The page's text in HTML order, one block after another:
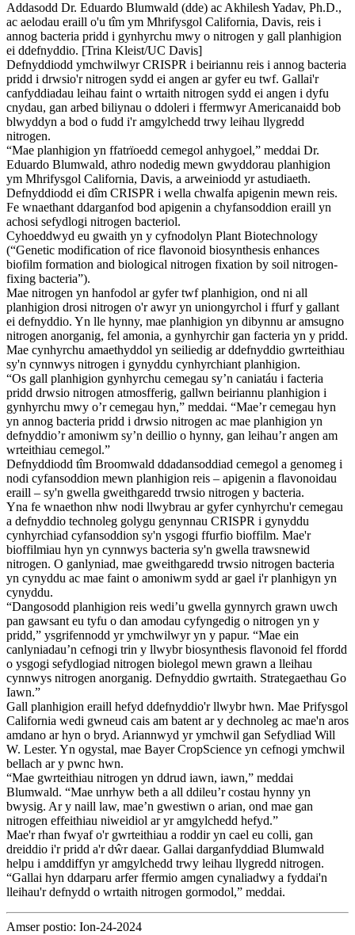
Addasodd Dr. Eduardo Blumwald (dde) ac Akhilesh Yadav, Ph.D.,
ac aelodau eraill o'u tîm ym Mhrifysgol California, Davis, reis i
annog bacteria pridd i gynhyrchu mwy o nitrogen y gall planhigion
ei ddefnyddio. [Trina Kleist/UC Davis]
Defnyddiodd ymchwilwyr CRISPR i beiriannu reis i annog bacteria
pridd i drwsio'r nitrogen sydd ei angen ar gyfer eu twf. Gallai'r
canfyddiadau leihau faint o wrtaith nitrogen sydd ei angen i dyfu
cnydau, gan arbed biliynau o ddoleri i ffermwyr Americanaidd bob
blwyddyn a bod o fudd i'r amgylchedd trwy leihau llygredd
nitrogen.
“Mae planhigion yn ffatrïoedd cemegol anhygoel,” meddai Dr.
Eduardo Blumwald, athro nodedig mewn gwyddorau planhigion
ym Mhrifysgol California, Davis, a arweiniodd yr astudiaeth.
Defnyddiodd ei dîm CRISPR i wella chwalfa apigenin mewn reis.
Fe wnaethant ddarganfod bod apigenin a chyfansoddion eraill yn
achosi sefydlogi nitrogen bacteriol.
Cyhoeddwyd eu gwaith yn y cyfnodolyn Plant Biotechnology
(“Genetic modification of rice flavonoid biosynthesis enhances
biofilm formation and biological nitrogen fixation by soil nitrogen-
fixing bacteria”).
Mae nitrogen yn hanfodol ar gyfer twf planhigion, ond ni all
planhigion drosi nitrogen o'r awyr yn uniongyrchol i ffurf y gallant
ei defnyddio. Yn lle hynny, mae planhigion yn dibynnu ar amsugno
nitrogen anorganig, fel amonia, a gynhyrchir gan facteria yn y pridd.
Mae cynhyrchu amaethyddol yn seiliedig ar ddefnyddio gwrteithiau
sy'n cynnwys nitrogen i gynyddu cynhyrchiant planhigion.
“Os gall planhigion gynhyrchu cemegau sy’n caniatáu i facteria
pridd drwsio nitrogen atmosfferig, gallwn beiriannu planhigion i
gynhyrchu mwy o’r cemegau hyn,” meddai. “Mae’r cemegau hyn
yn annog bacteria pridd i drwsio nitrogen ac mae planhigion yn
defnyddio’r amoniwm sy’n deillio o hynny, gan leihau’r angen am
wrteithiau cemegol.”
Defnyddiodd tîm Broomwald ddadansoddiad cemegol a genomeg i
nodi cyfansoddion mewn planhigion reis – apigenin a flavonoidau
eraill – sy'n gwella gweithgaredd trwsio nitrogen y bacteria.
Yna fe wnaethon nhw nodi llwybrau ar gyfer cynhyrchu'r cemegau
a defnyddio technoleg golygu genynnau CRISPR i gynyddu
cynhyrchiad cyfansoddion sy'n ysgogi ffurfio bioffilm. Mae'r
bioffilmiau hyn yn cynnwys bacteria sy'n gwella trawsnewid
nitrogen. O ganlyniad, mae gweithgaredd trwsio nitrogen bacteria
yn cynyddu ac mae faint o amoniwm sydd ar gael i'r planhigyn yn
cynyddu.
“Dangosodd planhigion reis wedi’u gwella gynnyrch grawn uwch
pan gawsant eu tyfu o dan amodau cyfyngedig o nitrogen yn y
pridd,” ysgrifennodd yr ymchwilwyr yn y papur. “Mae ein
canlyniadau’n cefnogi trin y llwybr biosynthesis flavonoid fel ffordd
o ysgogi sefydlogiad nitrogen biolegol mewn grawn a lleihau
cynnwys nitrogen anorganig. Defnyddio gwrtaith. Strategaethau Go
Iawn.”
Gall planhigion eraill hefyd ddefnyddio'r llwybr hwn. Mae Prifysgol
California wedi gwneud cais am batent ar y dechnoleg ac mae'n aros
amdano ar hyn o bryd. Ariannwyd yr ymchwil gan Sefydliad Will
W. Lester. Yn ogystal, mae Bayer CropScience yn cefnogi ymchwil
bellach ar y pwnc hwn.
“Mae gwrteithiau nitrogen yn ddrud iawn, iawn,” meddai
Blumwald. “Mae unrhyw beth a all ddileu’r costau hynny yn
bwysig. Ar y naill law, mae’n gwestiwn o arian, ond mae gan
nitrogen effeithiau niweidiol ar yr amgylchedd hefyd.”
Mae'r rhan fwyaf o'r gwrteithiau a roddir yn cael eu colli, gan
dreiddio i'r pridd a'r dŵr daear. Gallai darganfyddiad Blumwald
helpu i amddiffyn yr amgylchedd trwy leihau llygredd nitrogen.
“Gallai hyn ddarparu arfer ffermio amgen cynaliadwy a fyddai'n
lleihau'r defnydd o wrtaith nitrogen gormodol,” meddai.
Amser postio: Ion-24-2024